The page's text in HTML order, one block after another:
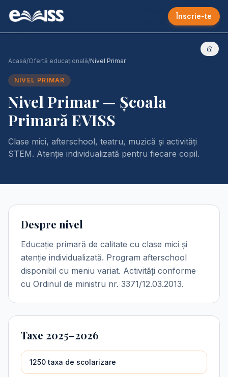
Înscrie-te
Acasă/Ofertă educațională/Nivel Primar
NIVEL PRIMAR
Nivel Primar — Școala
Primară EVISS
Clase mici, afterschool, teatru, muzică și activități
STEM. Atenție individualizată pentru fiecare copil.
Despre nivel
Educație primară de calitate cu clase mici și
atenție individualizată. Program afterschool
disponibil cu meniu variat. Activități conforme
cu Ordinul de ministru nr. 3371/12.03.2013.
Taxe 2025–2026
1250 taxa de scolarizare